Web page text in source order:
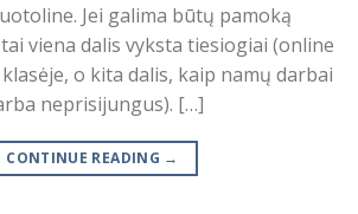
Jei galima būtų pamoką
viena dalis vyksta tiesiogiai (online
o kita dalis, kaip namų darbai
neprisijungus). […]
CONTINUE READING →